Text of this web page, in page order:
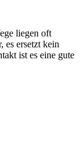
liegen oft
es ersetzt kein
ist es eine gute